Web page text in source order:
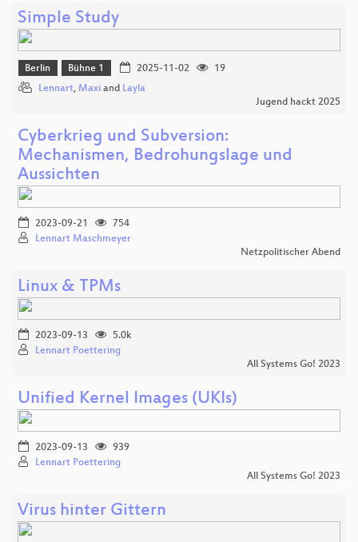
Simple Study
Berlin Bühne 1 2025-11-02
19
Lennart, Maxi and Layla
Jugend hackt 2025
Cyberkrieg und Subversion:
Mechanismen, Bedrohungslage und
Aussichten
2023-09-21
754
Lennart Maschmeyer
Netzpolitischer Abend
Linux & TPMs
2023-09-13
5.0k
Lennart Poettering
All Systems Go! 2023
Unified Kernel Images (UKIs)
2023-09-13
939
Lennart Poettering
All Systems Go! 2023
Virus hinter Gittern